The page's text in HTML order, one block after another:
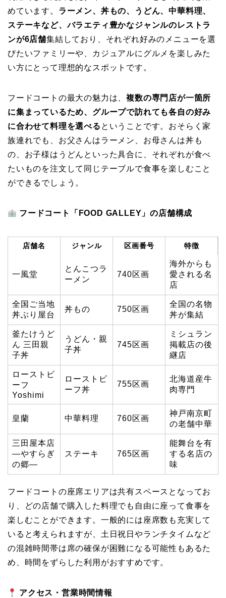
めています。 ラーメン、丼もの、うどん、中華料理、
ステーキなど、バラエティ豊かなジャンルのレストラ
ンが6店舗集結しており、それぞれ好みのメニューを選
びたいファミリーや、カジュアルにグルメを楽しみた
い方にとって理想的なスポットです。
フードコートの最大の魅力は、複数の専門店が一箇所
に集まっているため、グループで訪れても各自の好み
に合わせて料理を選べる ということです。おそらく家
族連れでも、お父さんはラーメン、お母さんは丼も
の、お子様はうどんといった具合に、それぞれが食べ
たいものを注文して同じテーブルで食事を楽しむこと
ができるでしょう。
フードコート「FOOD GALLEY」の店舗構成
店舗名 ジャンル 区画番号 特徴
一風堂
とんこつラ
ーメン
740区画
海外からも
愛される名
店
全国ご当地
丼ぶり屋台
丼もの 750区画
全国の名物
丼が集結
釜たけうど
ん 三田親
子丼
うどん・親
子丼
745区画
ミシュラン
掲載店の後
継店
ローストビ
ーフ
Yoshimi
ローストビ
ーフ丼
755区画
北海道産牛
肉専門
皇蘭 中華料理 760区画
神戸南京町
の老舗中華
三田屋本店
―やすらぎ
の郷―
ステーキ 765区画
能舞台を有
する名店の
味
フードコートの座席エリアは共有スペースとなってお
り、どの店舗で購入した料理でも自由に座って食事を
楽しむことができます。一般的には座席数も充実して
いると考えられますが、土日祝日やランチタイムなど
の混雑時間帯は席の確保が困難になる可能性もあるた
め、時間をずらした利用がおすすめです。
アクセス・営業時間情報